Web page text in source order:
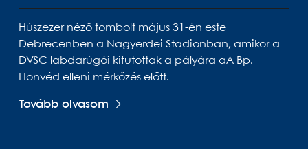
Húszezer néző tombolt május 31-én este
Debrecenben a Nagyerdei Stadionban, amikor a
DVSC labdarúgói kifutottak a pályára aA Bp.
Honvéd elleni mérkőzés előtt.
Tovább olvasom